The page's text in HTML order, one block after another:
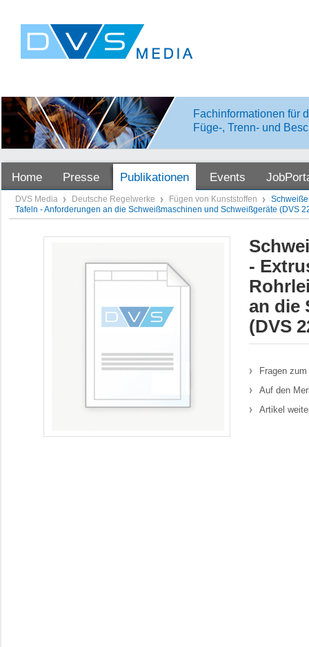
Fachinformationen für
Füge-, Trenn- und
Home Presse Publikationen Events
DVS Media Deutsche Regelwerke Fügen von Kunststoffen
Tafeln - Anforderungen an die Schweißmaschinen und Schweißgeräte (DVS
-
an die
(DVS
Fragen
Auf den
Artikel